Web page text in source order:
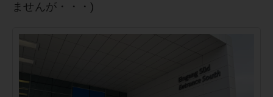
ませんが・・・)